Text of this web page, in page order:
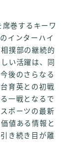
巻するキーワ
インターハイ
撲部の継続的
い活躍は、同
後のさらなる
育英との初戦
一戦となるで
ポーツの最新
値ある情報と
き続き目が離